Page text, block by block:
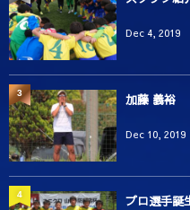
Dec 4, 2019
加藤 義裕
Dec 10, 2019
3
プロ選手誕
4